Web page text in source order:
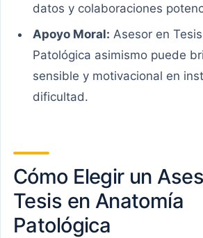
datos y colaboraciones
Apoyo Moral: Asesor en
Patológica asimismo puede
sensible y motivacional en
dificultad.
Cómo Elegir un
Tesis en Anatomía
Patológica